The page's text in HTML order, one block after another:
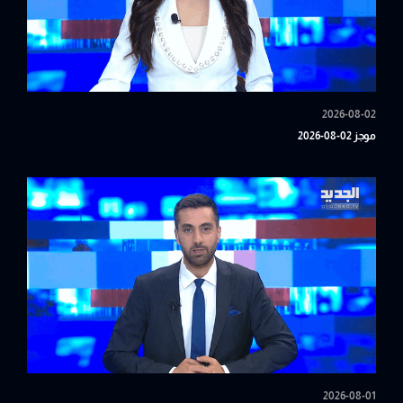
2026-08-02
موجز 02-08-2026
2026-08-01